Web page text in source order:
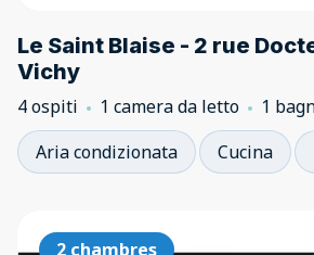
Le Saint Blaise - 2 rue
Vichy
4 ospiti 1 camera da letto
1
Aria condizionata
Cucina
2 chambres